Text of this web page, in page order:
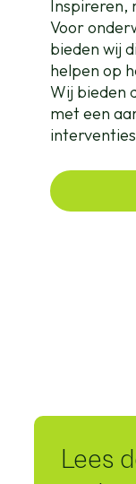
Inspireren,
Voor
bieden wij
helpen op
Wij bieden
met een
Lees